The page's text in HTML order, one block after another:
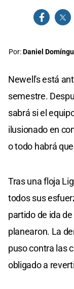
Por:Daniel
Newell's está
semestre.
sabrá si el
ilusionado en
o todo habrá
Tras una floja
todos sus
partido de ida
planearon. La
puso contra las
obligado a